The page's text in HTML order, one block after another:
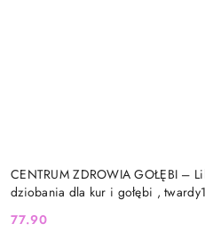
CENTRUM ZDROWIA GOŁĘBI –
dziobania dla kur i gołębi ,
Cena:
77.90